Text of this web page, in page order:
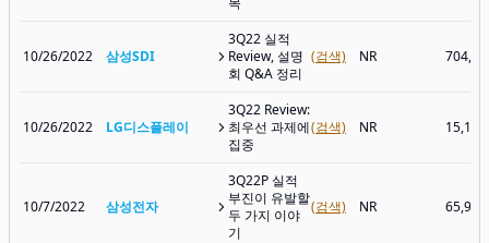
10/26/2022 삼성SDI
3Q22 실적
Review, 설명
회 Q&A 정리
(검색) NR
10/26/2022 LG디스플레이
3Q22 Review:
최우선 과제에
집중
(검색) NR
10/7/2022 삼성전자
3Q22P 실적
부진이 유발할
두 가지 이야
기
(검색) NR